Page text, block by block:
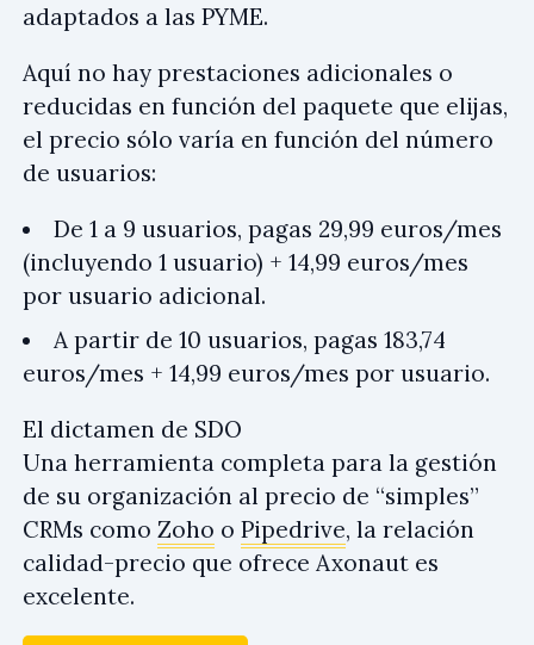
adaptados a las PYME.
Aquí no hay prestaciones adicionales o
reducidas en función del paquete que elijas,
el precio sólo varía en función del número
de usuarios:
De 1 a 9 usuarios, pagas 29,99 euros/mes
(incluyendo 1 usuario) + 14,99 euros/mes
por usuario adicional.
A partir de 10 usuarios, pagas 183,74
euros/mes + 14,99 euros/mes por usuario.
El dictamen de SDO
Una herramienta completa para la gestión
de su organización al precio de “simples”
CRMs como Zoho o Pipedrive, la relación
calidad-precio que ofrece Axonaut es
excelente.